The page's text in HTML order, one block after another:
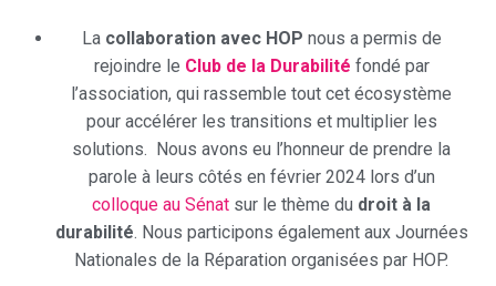
La collaboration avec HOP nous a permis de
rejoindre le Club de la Durabilité fondé par
l’association, qui rassemble tout cet écosystème
pour accélérer les transitions et multiplier les
solutions. Nous avons eu l’honneur de prendre la
parole à leurs côtés en février 2024 lors d’un
colloque au Sénat sur le thème du droit à la
durabilité. Nous participons également aux Journées
Nationales de la Réparation organisées par HOP.